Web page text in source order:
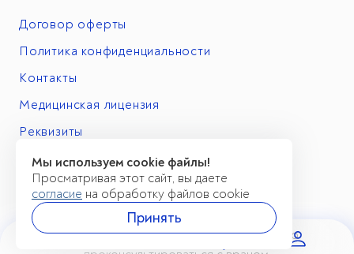
Договор оферты
Политика конфиденциальности
Контакты
Медицинская лицензия
Реквизиты
Имеются противопоказания. Необходимо
Мы используем cookie файлы!
Просматривая этот сайт, вы даете
согласие на обработку файлов cookie
Принять